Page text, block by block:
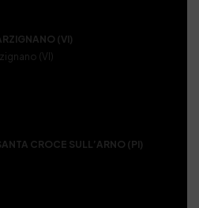
(VI)
(VI)
CROCE SULL’ARNO (PI)